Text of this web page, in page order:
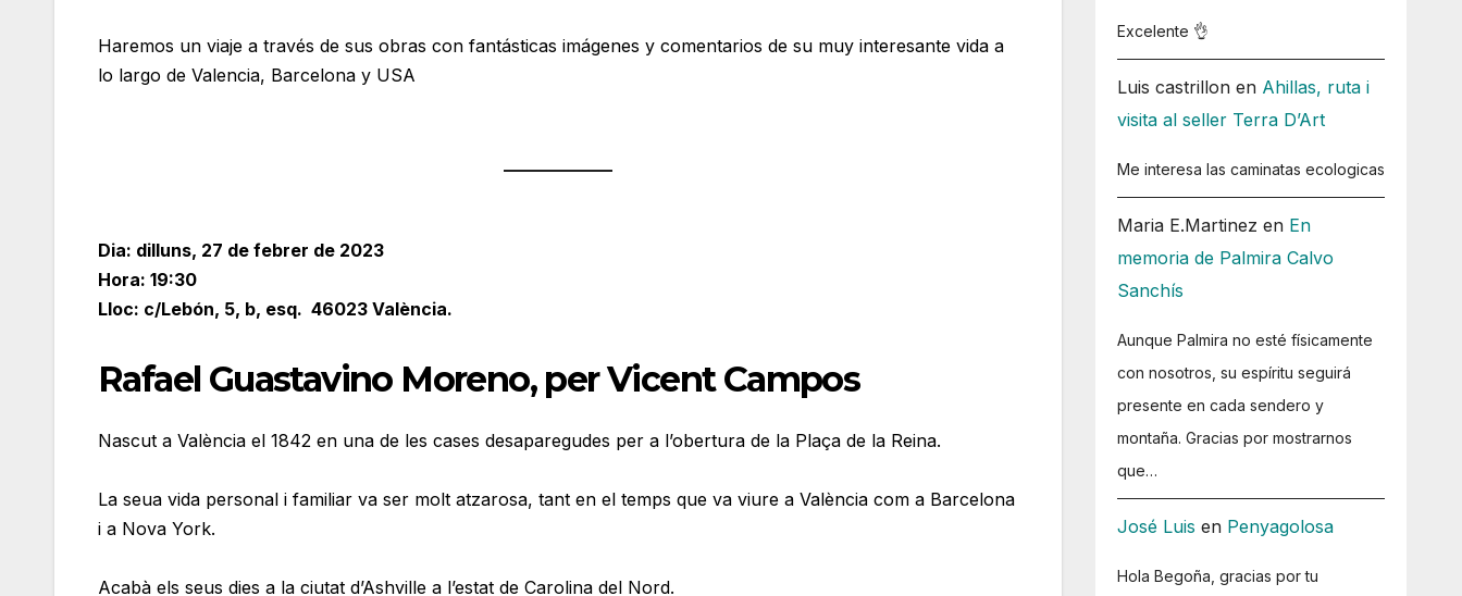
Haremos un viaje a través de sus obras con fantásticas imágenes y comentarios de su muy interesante vida a
lo largo de Valencia, Barcelona y USA
Dia: dilluns, 27 de febrer de 2023
Hora: 19:30
Lloc: c/Lebón, 5, b, esq. 46023 València.
Rafael Guastavino Moreno, per Vicent Campos
Nascut a València el 1842 en una de les cases desaparegudes per a l’obertura de la Plaça de la Reina.
La seua vida personal i familiar va ser molt atzarosa, tant en el temps que va viure a València com a Barcelona
i a Nova York.
Acabà els seus dies a la ciutat d’Ashville a l’estat de Carolina del Nord.
Excelente 👌
Luis castrillonen Ahillas, ruta i
visita al seller Terra D’Art
Me interesa las caminatas ecologicas
Maria E.Martinez en En
memoria de Palmira Calvo
Sanchís
Aunque Palmira no esté físicamente
con nosotros, su espíritu seguirá
presente en cada sendero y
montaña. Gracias por mostrarnos
que…
José Luis en Penyagolosa
Hola Begoña, gracias por tu